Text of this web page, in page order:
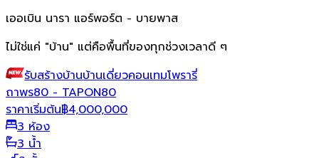
เออเบิน นารา แอร์พอร์ต - บายพาส
ไม่ใช่แค่ "บ้าน" แต่คือพื้นที่ของทุกช่วงเวลาดี ๆ
รับสร้างบ้านบ้านเดี่ยวคอนเทมโพรารี่
ถาพร80 - TAPON80
ราคาเริ่มต้น฿4,000,000
3 ห้อง
3 น้ำ